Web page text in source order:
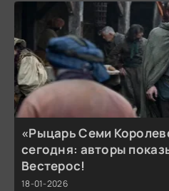
«Рыцарь Семи
сегодня: авторы
Вестерос!
18-01-2026